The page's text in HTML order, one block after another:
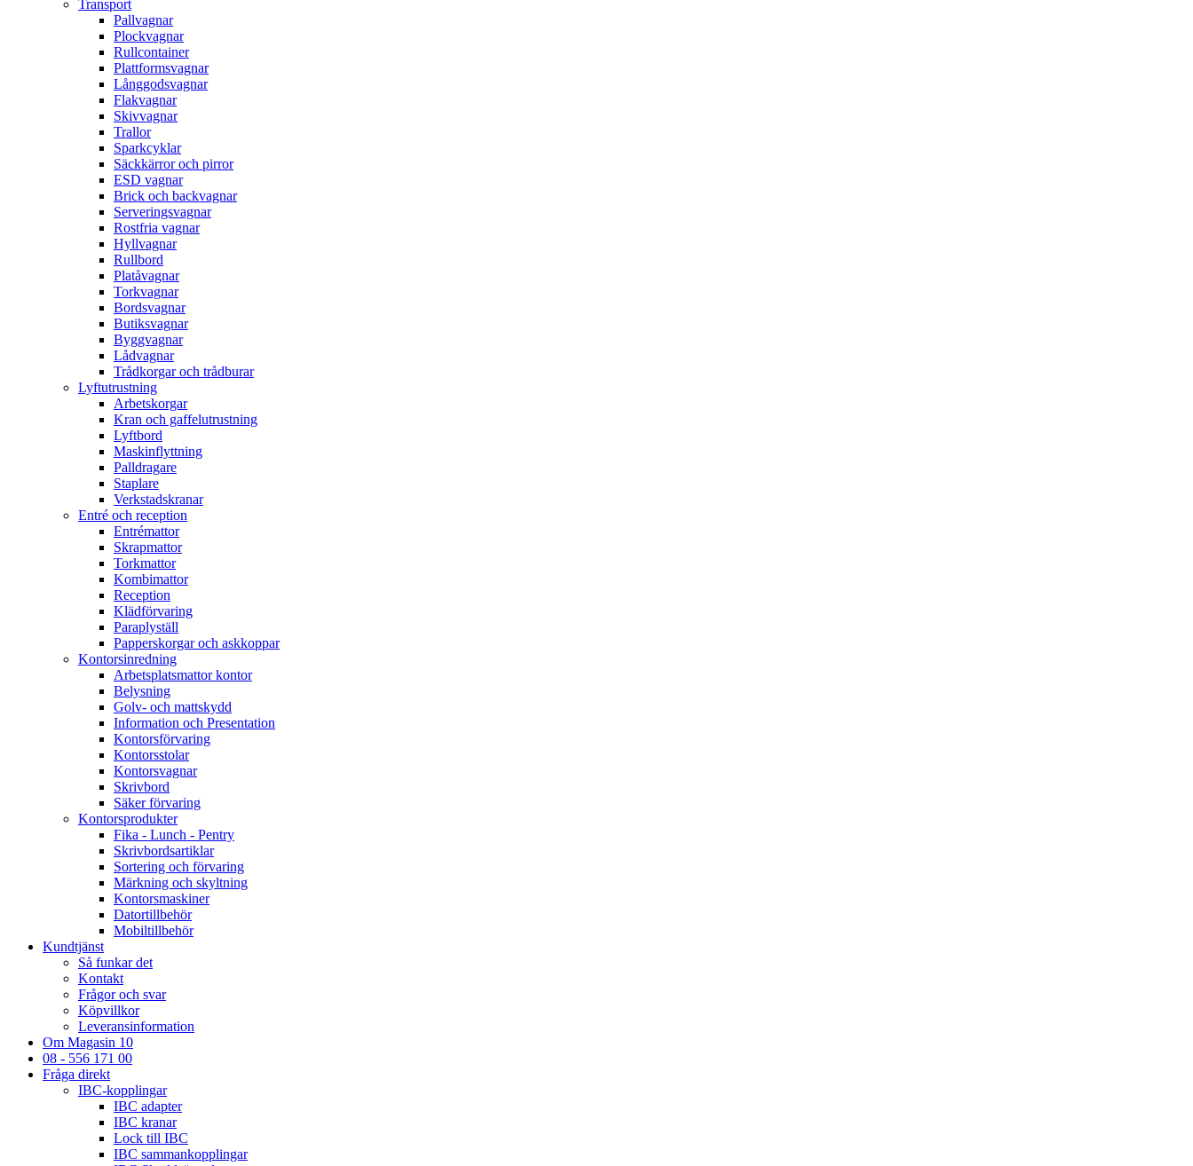
Transport
Pallvagnar
Plockvagnar
Rullcontainer
Plattformsvagnar
Långgodsvagnar
Flakvagnar
Skivvagnar
Trallor
Sparkcyklar
Säckkärror och pirror
ESD vagnar
Brick och backvagnar
Serveringsvagnar
Rostfria vagnar
Hyllvagnar
Rullbord
Platåvagnar
Torkvagnar
Bordsvagnar
Butiksvagnar
Byggvagnar
Lådvagnar
Trådkorgar och trådburar
Lyftutrustning
Arbetskorgar
Kran och gaffelutrustning
Lyftbord
Maskinflyttning
Palldragare
Staplare
Verkstadskranar
Entré och reception
Entrémattor
Skrapmattor
Torkmattor
Kombimattor
Reception
Klädförvaring
Paraplyställ
Papperskorgar och askkoppar
Kontorsinredning
Arbetsplatsmattor kontor
Belysning
Golv- och mattskydd
Information och Presentation
Kontorsförvaring
Kontorsstolar
Kontorsvagnar
Skrivbord
Säker förvaring
Kontorsprodukter
Fika - Lunch - Pentry
Skrivbordsartiklar
Sortering och förvaring
Märkning och skyltning
Kontorsmaskiner
Datortillbehör
Mobiltillbehör
Kundtjänst
Så funkar det
Kontakt
Frågor och svar
Köpvillkor
Leveransinformation
Om Magasin 10
08 - 556 171 00
Fråga direkt
IBC-kopplingar
IBC adapter
IBC kranar
Lock till IBC
IBC sammankopplingar